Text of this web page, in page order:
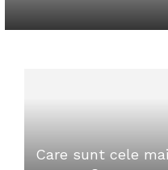
Care sunt cele